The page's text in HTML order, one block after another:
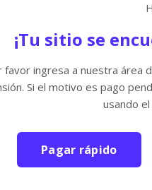
¡Tu sitio se
favor ingresa a nuestra área
Si el motivo es pago
usando
Pagar rápido